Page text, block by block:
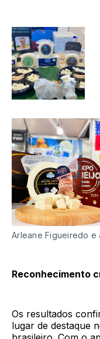
Arleane Figueiredo e
Reconhecimento
Os resultados
lugar de destaque